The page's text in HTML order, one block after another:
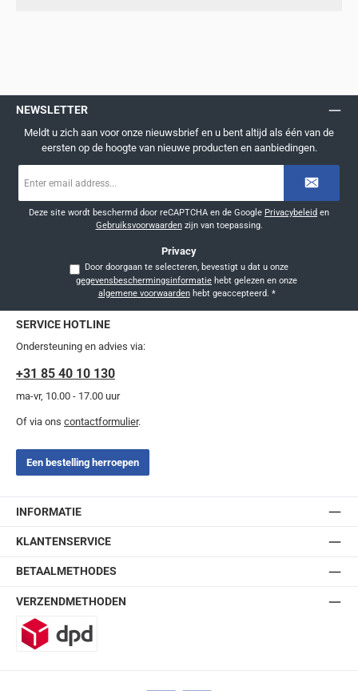
NEWSLETTER
Meldt u zich aan voor onze nieuwsbrief en u bent altijd als één van de
eersten op de hoogte van nieuwe producten en aanbiedingen.
mailadres
Deze site wordt beschermd door reCAPTCHA en de Google Privacybeleid en
Gebruiksvoorwaardenzijn van toepassing.
Privacy
Door doorgaan te selecteren, bevestigt u dat u onze
gegevensbeschermingsinformatie
algemene voorwaardenhebt geaccepteerd. *
SERVICE HOTLINE
Ondersteuning en advies via:
+31 85 40 10 130
ma-vr, 10.00 - 17.00 uur
Of via ons contactformulier.
Een bestelling herroepen
INFORMATIE
KLANTENSERVICE
BETAALMETHODES
VERZENDMETHODEN